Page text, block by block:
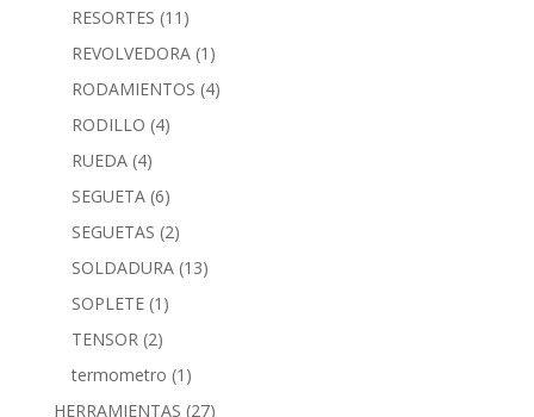
RESORTES (11)
REVOLVEDORA (1)
RODAMIENTOS (4)
RODILLO (4)
RUEDA (4)
SEGUETA (6)
SEGUETAS (2)
SOLDADURA (13)
SOPLETE (1)
TENSOR (2)
termometro (1)
HERRAMIENTAS (27)